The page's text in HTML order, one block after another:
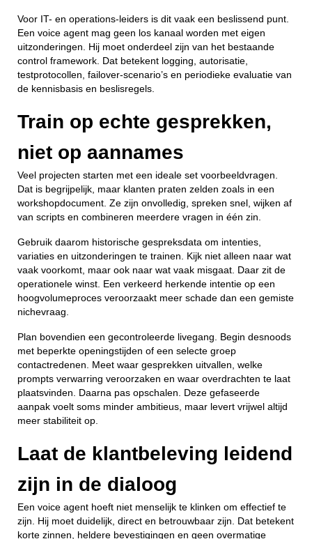
Voor IT- en operations-leiders is dit vaak een beslissend punt.
Een voice agent mag geen los kanaal worden met eigen
uitzonderingen. Hij moet onderdeel zijn van het bestaande
control framework. Dat betekent logging, autorisatie,
testprotocollen, failover-scenario’s en periodieke evaluatie van
de kennisbasis en beslisregels.
Train op echte gesprekken,
niet op aannames
Veel projecten starten met een ideale set voorbeeldvragen.
Dat is begrijpelijk, maar klanten praten zelden zoals in een
workshopdocument. Ze zijn onvolledig, spreken snel, wijken af
van scripts en combineren meerdere vragen in één zin.
Gebruik daarom historische gespreksdata om intenties,
variaties en uitzonderingen te trainen. Kijk niet alleen naar wat
vaak voorkomt, maar ook naar wat vaak misgaat. Daar zit de
operationele winst. Een verkeerd herkende intentie op een
hoogvolumeproces veroorzaakt meer schade dan een gemiste
nichevraag.
Plan bovendien een gecontroleerde livegang. Begin desnoods
met beperkte openingstijden of een selecte groep
contactredenen. Meet waar gesprekken uitvallen, welke
prompts verwarring veroorzaken en waar overdrachten te laat
plaatsvinden. Daarna pas opschalen. Deze gefaseerde
aanpak voelt soms minder ambitieus, maar levert vrijwel altijd
meer stabiliteit op.
Laat de klantbeleving leidend
zijn in de dialoog
Een voice agent hoeft niet menselijk te klinken om effectief te
zijn. Hij moet duidelijk, direct en betrouwbaar zijn. Dat betekent
korte zinnen, heldere bevestigingen en geen overmatige